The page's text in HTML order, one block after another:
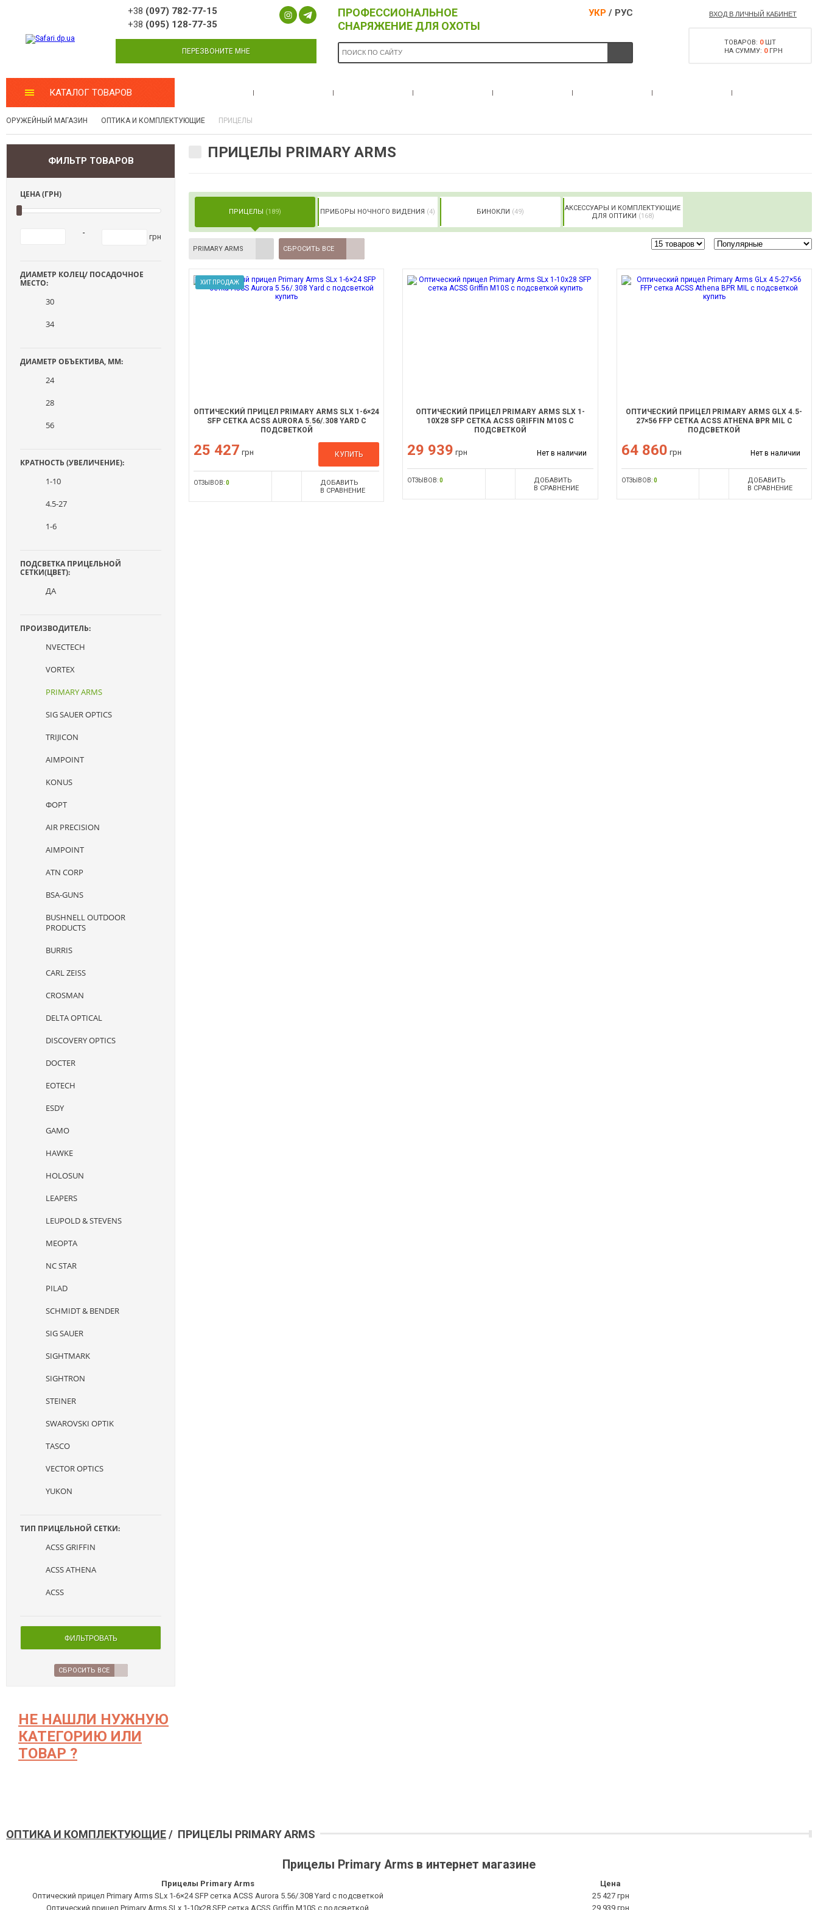
+38 (097) 782-77-15
+38 (095) 128-77-35
ПЕРЕЗВОНИТЕ МНЕ
ПРОФЕССИОНАЛЬНОЕ
СНАРЯЖЕНИЕ ДЛЯ ОХОТЫ
УКР / РУС ВХОД В ЛИЧНЫЙ КАБИНЕТ
ТОВАРОВ: 0ШТ
НА СУММУ: 0ГРН
КАТАЛОГ ТОВАРОВ
ОРУЖЕЙНЫЙ МАГАЗИН ОПТИКА И КОМПЛЕКТУЮЩИЕ ПРИЦЕЛЫ
ФИЛЬТР ТОВАРОВ
ЦЕНА (ГРН)
- грн
ДИАМЕТР КОЛЕЦ/ ПОСАДОЧНОЕ
МЕСТО:
30
34
ДИАМЕТР ОБЪЕКТИВА, ММ:
24
28
56
КРАТНОСТЬ (УВЕЛИЧЕНИЕ):
1-10
4.5-27
1-6
ПОДСВЕТКА ПРИЦЕЛЬНОЙ
СЕТКИ(ЦВЕТ):
ДА
ПРОИЗВОДИТЕЛЬ:
NVECTECH
VORTEX
PRIMARY ARMS
SIG SAUER OPTICS
TRIJICON
AIMPOINT
KONUS
ФОРТ
AIR PRECISION
AIMPOINT
ATN CORP
BSA-GUNS
BUSHNELL OUTDOOR
PRODUCTS
BURRIS
CARL ZEISS
CROSMAN
DELTA OPTICAL
DISCOVERY OPTICS
DOCTER
EOTECH
ESDY
GAMO
HAWKE
HOLOSUN
LEAPERS
LEUPOLD & STEVENS
MEOPTA
NC STAR
PILAD
SCHMIDT & BENDER
SIG SAUER
SIGHTMARK
SIGHTRON
STEINER
SWAROVSKI OPTIK
TASCO
VECTOR OPTICS
YUKON
ТИП ПРИЦЕЛЬНОЙ СЕТКИ:
ACSS GRIFFIN
ACSS ATHENA
ACSS
ФИЛЬТРОВАТЬ
СБРОСИТЬ ВСЕ
НЕ НАШЛИ НУЖНУЮ
КАТЕГОРИЮ ИЛИ
ТОВАР ?
ПРИЦЕЛЫ PRIMARY ARMS
ПРИЦЕЛЫ (189) ПРИБОРЫ НОЧНОГО ВИДЕНИЯ (4) БИНОКЛИ (49)
АКСЕССУАРЫ И КОМПЛЕКТУЮЩИЕ
ДЛЯ ОПТИКИ (168)
PRIMARY ARMS СБРОСИТЬ ВСЕ
ХИТ ПРОДАЖ
ОПТИЧЕСКИЙ ПРИЦЕЛ PRIMARY ARMS SLX 1-6×24
SFP СЕТКА ACSS AURORA 5.56/.308 YARD С
ПОДСВЕТКОЙ
25 427 грн КУПИТЬ
ОТЗЫВОВ:0
ДОБАВИТЬ
В СРАВНЕНИЕ
ОПТИЧЕСКИЙ ПРИЦЕЛ PRIMARY ARMS SLX 1-
10X28 SFP СЕТКА ACSS GRIFFIN M10S C
ПОДСВЕТКОЙ
29 939 грн Нет в наличии
ОТЗЫВОВ:0
ДОБАВИТЬ
В СРАВНЕНИЕ
ОПТИЧЕСКИЙ ПРИЦЕЛ PRIMARY ARMS GLX 4.5-
27×56 FFP СЕТКА ACSS ATHENA BPR MIL С
ПОДСВЕТКОЙ
64 860 грн Нет в наличии
ОТЗЫВОВ:0
ДОБАВИТЬ
В СРАВНЕНИЕ
ОПТИКА И КОМПЛЕКТУЮЩИЕ/ ПРИЦЕЛЫ PRIMARY ARMS
Прицелы Primary Arms в интернет магазине
Прицелы Primary Arms
Цена
Оптический прицел Primary Arms SLx 1-6×24 SFP сетка ACSS Aurora 5.56/.308 Yard с подсветкой
25 427 грн
Оптический прицел Primary Arms SLx 1-10x28 SFP сетка ACSS Griffin M10S c подсветкой
29 939 грн